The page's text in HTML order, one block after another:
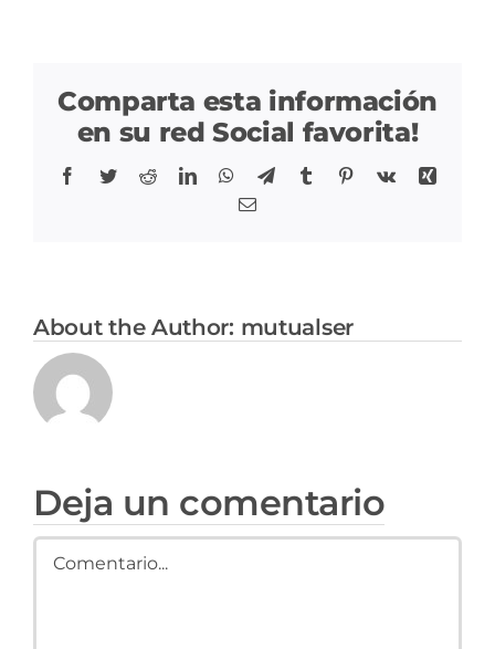
Participación social
Nuestras sedes
Sala de prensa
Escríbenos tus PQRS
Comparta esta información
en su red Social favorita!
Facebook
TwitterRedditLinkedInWhatsApp
TelegramTumblr Pinterest
Vk
Xing
Correo
About the Author: mutualser
Deja un comentario
Comment